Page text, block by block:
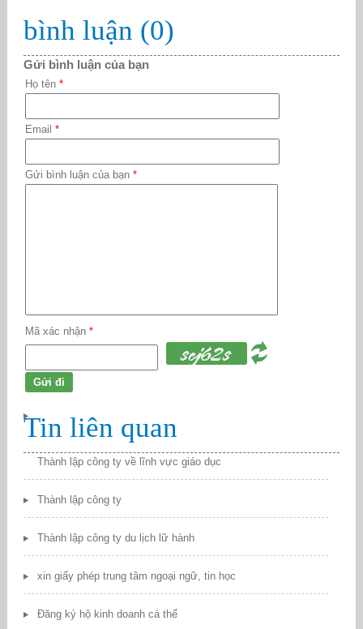
bình luận (0)
Gửi bình luận của bạn
Họ tên *
Email *
Gửi bình luận của bạn *
Mã xác nhận *
Tin liên quan
Thành lập công ty về lĩnh vực giáo dục
Thành lập công ty
Thành lập công ty du lịch lữ hành
xin giấy phép trung tâm ngoại ngữ, tin học
Đăng ký hộ kinh doanh cá thể